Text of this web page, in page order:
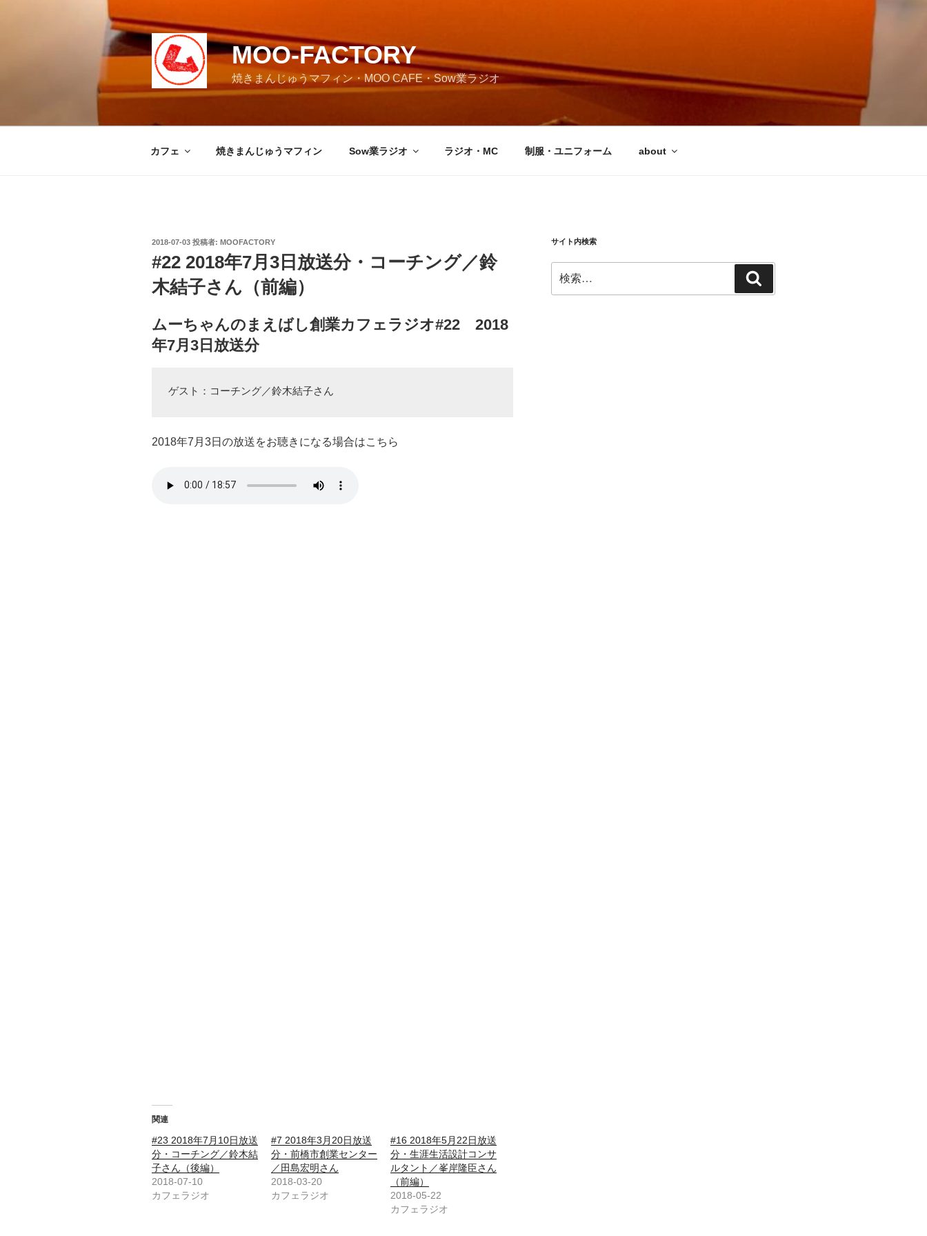
キ
MOO-FACTORY
焼きまんじゅうマフィン・MOO CAFE・Sow業ラジオ
カフェ 焼きまんじゅうマフィン Sow業ラジオ ラジオ・MC 制服・ユニフォーム about
投
日:
2018-07-03 投稿者: MOOFACTORY
#22 2018年7月3日放送分・コーチング／鈴
木結子さん（前編）
ムーちゃんのまえばし創業カフェラジオ#22 2018
年7月3日放送分
ゲスト：コーチング／鈴木結子さん
2018年7月3日の放送をお聴きになる場合はこちら
関連
#23 2018年7月10日放送
分・コーチング／鈴木結
子さん（後編）
2018-07-10
カフェラジオ
#7 2018年3月20日放送
分・前橋市創業センター
／田島宏明さん
2018-03-20
カフェラジオ
#16 2018年5月22日放送
分・生涯生活設計コンサ
ルタント／峯岸隆臣さん
（前編）
2018-05-22
カフェラジオ
サイト内検索
索:
索